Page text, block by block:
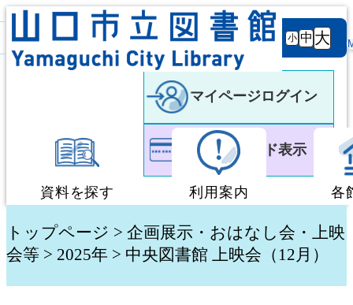
背景
白 黒
文字サ
イズ
小 中 大
マイページログイン
利用者カード表示
資料を探す
蔵書検索・予約
利用案内
図書館利用案内
各
トップページ > 企画展示・おはなし会・上映
会等 > 2025年 > 中央図書館 上映会（12月）